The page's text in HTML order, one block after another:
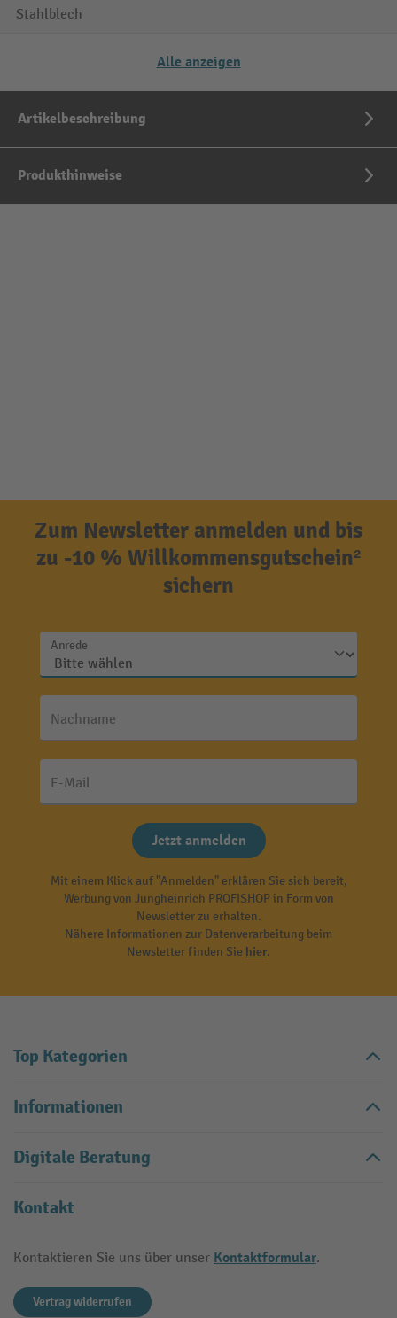
Stahlblech
Alle anzeigen
Artikelbeschreibung
Produkthinweise
Zum Newsletter anmelden und bis
zu -10 % Willkommensgutschein²
sichern
Anrede
Nachname
E-Mail
Jetzt anmelden
Mit einem Klick auf "Anmelden" erklären Sie sich bereit,
Werbung von Jungheinrich PROFISHOP in Form von
Newsletter zu erhalten.
Nähere Informationen zur Datenverarbeitung beim
Newsletter finden Sie hier.
Top Kategorien
Informationen
Digitale Beratung
Kontakt
Kontaktieren Sie uns über unser Kontaktformular.
Vertrag widerrufen